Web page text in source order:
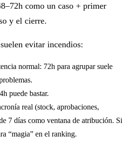
como un caso + primer
y el cierre.
evitar incendios:
normal: 72h para agrupar suele
puede bastar.
real (stock, aprobaciones,
7 días como ventana de atribución. Si
“magia” en el ranking.